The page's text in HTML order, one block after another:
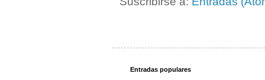
Entradas populares